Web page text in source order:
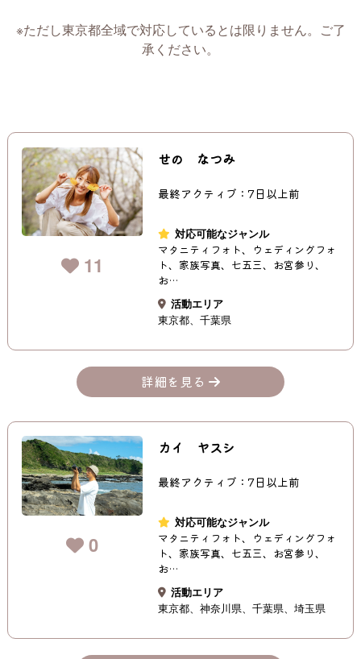
※ただし東京都全域で対応しているとは限りません。ご了
承ください。
11
せの なつみ
最終アクティブ：7日以上前
対応可能なジャンル
マタニティフォト、ウェディングフォ
ト、家族写真、七五三、お宮参り、
お…
活動エリア
東京都
千葉県
詳細を見る
0
カイ ヤスシ
最終アクティブ：7日以上前
対応可能なジャンル
マタニティフォト、ウェディングフォ
ト、家族写真、七五三、お宮参り、
お…
活動エリア
東京都
神奈川県 千葉県 埼玉県